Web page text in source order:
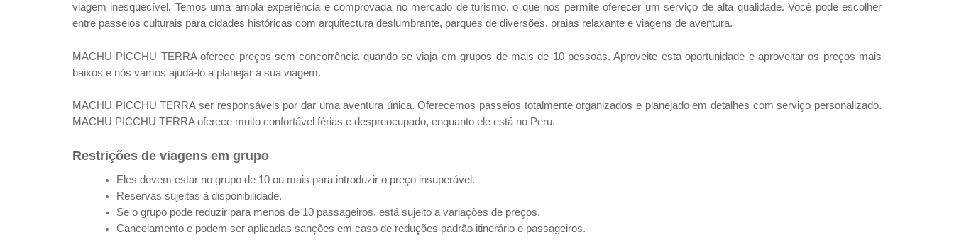
viagem inesquecível. Temos uma ampla experiência e comprovada no mercado de turismo, o que nos permite oferecer um serviço de alta qualidade. Você pode escolher
entre passeios culturais para cidades históricas com arquitectura deslumbrante, parques de diversões, praias relaxante e viagens de aventura.
MACHU PICCHU TERRA oferece preços sem concorrência quando se viaja em grupos de mais de 10 pessoas. Aproveite esta oportunidade e aproveitar os preços mais
baixos e nós vamos ajudá-lo a planejar a sua viagem.
MACHU PICCHU TERRA ser responsáveis ​​por dar uma aventura única. Oferecemos passeios totalmente organizados e planejado em detalhes com serviço personalizado.
MACHU PICCHU TERRA oferece muito confortável férias e despreocupado, enquanto ele está no Peru.
Restrições de viagens em grupo
Eles devem estar no grupo de 10 ou mais para introduzir o preço insuperável.
Reservas sujeitas à disponibilidade.
Se o grupo pode reduzir para menos de 10 passageiros, está sujeito a variações de preços.
Cancelamento e podem ser aplicadas sanções em caso de reduções padrão itinerário e passageiros.